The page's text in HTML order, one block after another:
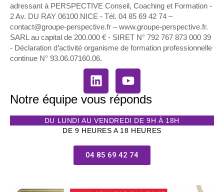
adressant à PERSPECTIVE Conseil, Coaching et Formation -
2 Av. DU RAY 06100 NICE - Tél. 04 85 69 42 74⁩ –
contact@groupe-perspective.fr – www.groupe-perspective.fr.
SARL au capital de 200.000 € - SIRET N° 792 767 873 000 39
- Déclaration d’activité organisme de formation professionnelle
continue N° 93.06.07160.06.
Notre équipe vous réponds
DU LUNDI AU VENDREDI DE 9H À 18H
DE 9 HEURES A 18 HEURES
04 85 69 42 74